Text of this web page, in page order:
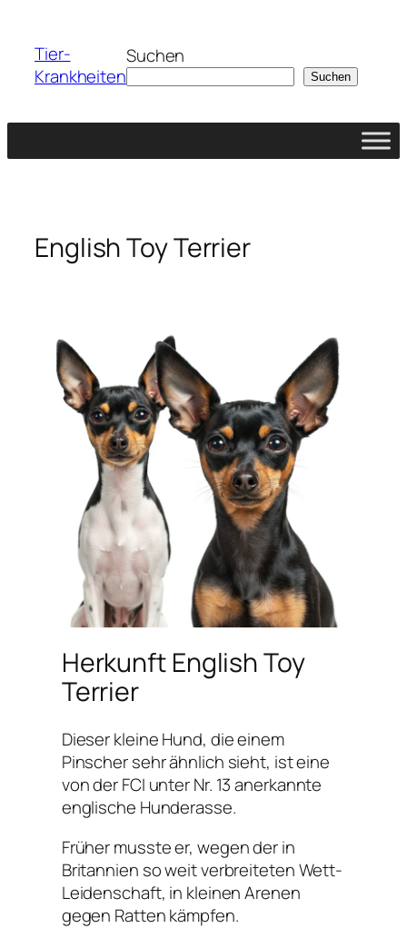
springen
Tier-
Krankheiten
Suchen
Suchen
English Toy Terrier
Herkunft English Toy
Terrier
Dieser kleine Hund, die einem
Pinscher sehr ähnlich sieht, ist eine
von der FCI unter Nr. 13 anerkannte
englische Hunderasse.
Früher musste er, wegen der in
Britannien so weit verbreiteten Wett-
Leidenschaft, in kleinen Arenen
gegen Ratten kämpfen.